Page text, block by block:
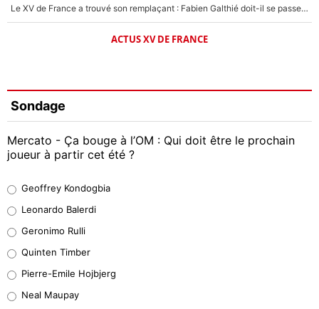
Le XV de France a trouvé son remplaçant : Fabien Galthié doit-il se passer d'Antoine Dupont ?
ACTUS XV DE FRANCE
Sondage
Mercato - Ça bouge à l’OM : Qui doit être le prochain
joueur à partir cet été ?
38%
32%
5%
Geoffrey Kondogbia
Leonardo Balerdi
Geronimo Rulli
Quinten Timber
Pierre-Emile Hojbjerg
Neal Maupay